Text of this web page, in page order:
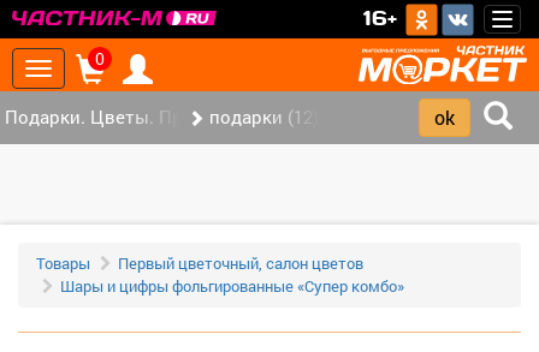
16+
Toggle
navigation
0
Подарки. Цветы. Праздники. (291)
подарки (12)
Товары
Первый цветочный, салон цветов
Шары и цифры фольгированные «Супер комбо»